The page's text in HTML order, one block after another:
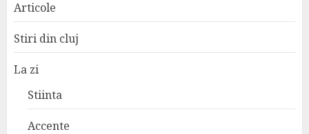
Articole
Stiri din cluj
La zi
Stiinta
Accente